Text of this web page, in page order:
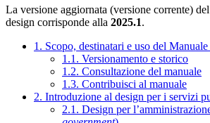
La versione aggiornata (versione corrente)
design corrisponde alla 2025.1.
1. Scopo, destinatari e uso del
1.1. Versionamento e storico
1.2. Consultazione del manuale
1.3. Contribuisci al manuale
2. Introduzione al design per i servizi
2.1. Design per